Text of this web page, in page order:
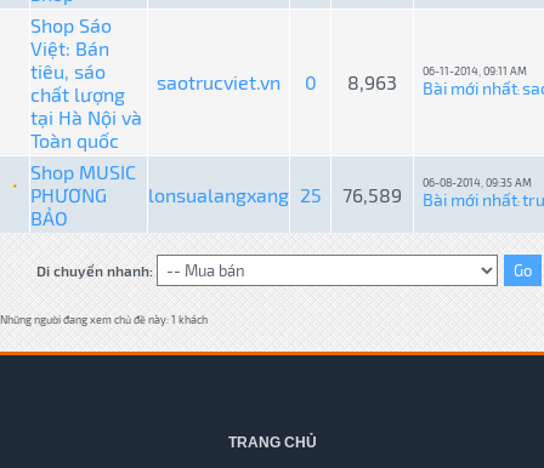
Shop Sáo
Việt: Bán
tiêu, sáo
chất lượng
tại Hà Nội và
Toàn quốc
saotrucviet.vn 0 8,963 06-11-2014, 09:11 AM
Bài mới nhất:
Shop MUSIC
PHƯƠNG
BẢO
lonsualangxang 25 76,589
06-08-2014, 09:35 AM
Bài mới nhất:
Di chuyển nhanh:
Những người đang xem chủ đề này: 1 khách
TRANG CHỦ